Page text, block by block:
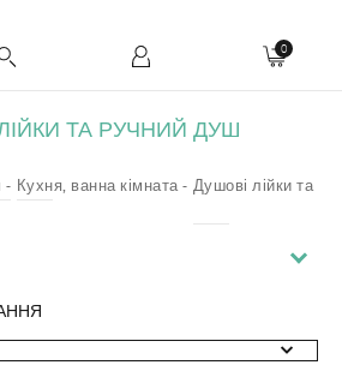
0
ТА РУЧНИЙ ДУШ
Кухня, ванна кімната
Душові лійки та